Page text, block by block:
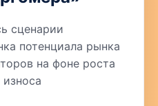
сценарии
потенциала рынка
на фоне роста